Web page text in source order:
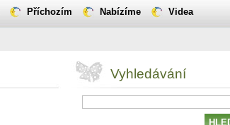
Vyhledávání
Příchozím Nabízíme Videa